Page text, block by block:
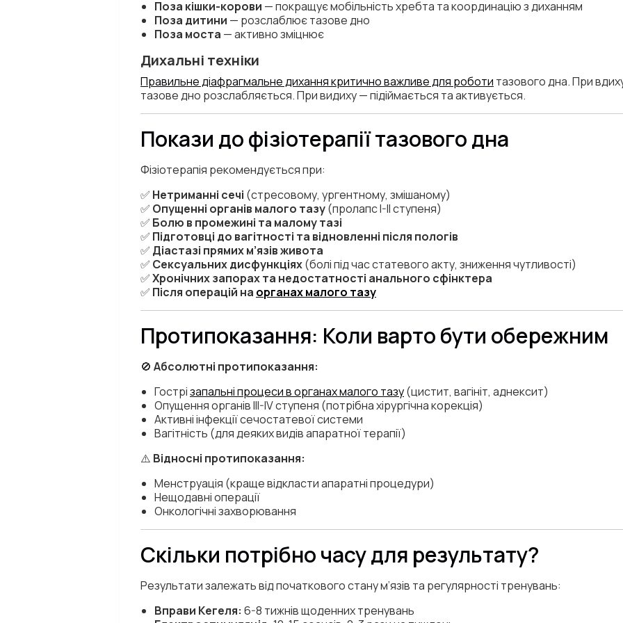
Поза кішки-корови — покращує мобільність хребта та координацію з диханням
Поза дитини — розслаблює тазове дно
Поза моста — активно зміцнює
Дихальні техніки
Правильне діафрагмальне дихання критично важливе для роботи тазового дна. При
тазове дно розслабляється. При видиху — підіймається та активується.
Покази до фізіотерапії тазового дна
Фізіотерапія рекомендується при:
✅ Нетриманні сечі (стресовому, ургентному, змішаному)
✅ Опущенні органів малого тазу(пролапс I-II ступеня)
✅ Болю в промежині та малому тазі
✅ Підготовці до вагітності та відновленні після пологів
✅ Діастазі прямих м’язів живота
✅ Сексуальних дисфункціях(болі під час статевого акту, зниження чутливості)
✅Хронічних запорах та недостатності анального сфінктера
✅ Після операцій на органах малого тазу
Протипоказання: Коли варто бути обережним
🚫 Абсолютні протипоказання:
Гострізапальні процеси в органах малого тазу(цистит, вагініт, аднексит)
Опущення органів III-IV ступеня (потрібна хірургічна корекція)
Активні інфекції сечостатевої системи
Вагітність (для деяких видів апаратної терапії)
⚠️ Відносні протипоказання:
Менструація (краще відкласти апаратні процедури)
Нещодавні операції
Онкологічні захворювання
Скільки потрібно часу для результату?
Результати залежать від початкового стану м’язів та регулярності тренувань:
Вправи Кегеля: 6-8 тижнів щоденних тренувань